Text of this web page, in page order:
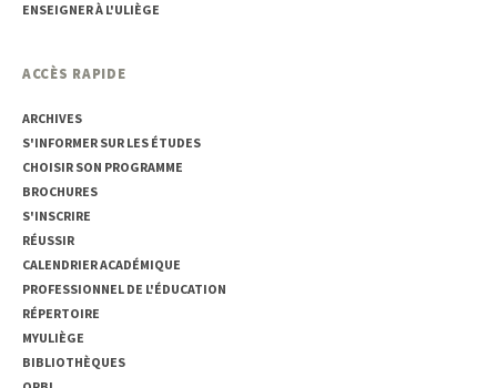
ENSEIGNER À L'ULIÈGE
ACCÈS RAPIDE
ARCHIVES
S'INFORMER SUR LES ÉTUDES
CHOISIR SON PROGRAMME
BROCHURES
S'INSCRIRE
RÉUSSIR
CALENDRIER ACADÉMIQUE
PROFESSIONNEL DE L'ÉDUCATION
RÉPERTOIRE
MYULIÈGE
BIBLIOTHÈQUES